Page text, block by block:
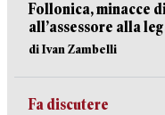
Follonica, minacce
all’assessore alla
di Ivan Zambelli
Fa discutere